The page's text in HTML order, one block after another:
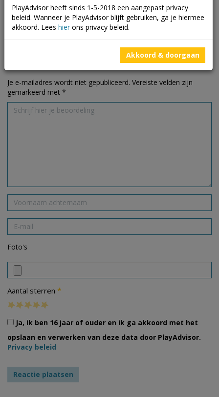
0nuttige
beoordelingen
Je e-mailadres wordt niet gepubliceerd. Vereiste velden zijn
gemarkeerd met *
Foto's
Aantal sterren *
Ja, ik ben 16 jaar of ouder en ik ga akkoord met het
opslaan en verwerken van deze data door PlayAdvisor.
Privacy beleid
PlayAdvisor heeft sinds 1-5-2018 een aangepast privacy
beleid. Wanneer je PlayAdvisor blijft gebruiken, ga je hiermee
akkoord. Lees hier ons privacy beleid.
Akkoord & doorgaan